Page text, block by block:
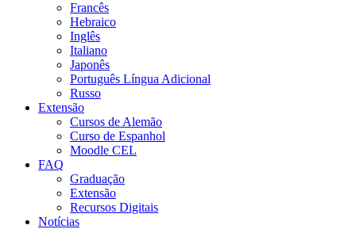
Francês
Hebraico
Inglês
Italiano
Japonês
Português Língua Adicional
Russo
Extensão
Cursos de Alemão
Curso de Espanhol
Moodle CEL
FAQ
Graduação
Extensão
Recursos Digitais
Notícias